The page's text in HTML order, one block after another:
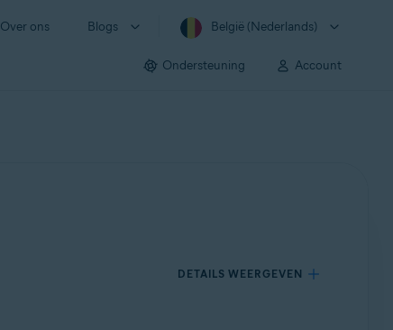
Over ons Blogs België (Nederlands)
Ondersteuning Account
DETAILS WEERGEVEN